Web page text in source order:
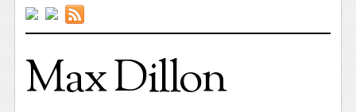
Max Dillon